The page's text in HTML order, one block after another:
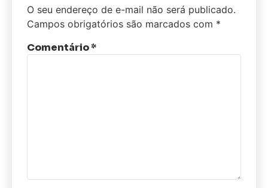
O seu endereço de e-mail não será publicado.
Campos obrigatórios são marcados com *
Comentário*